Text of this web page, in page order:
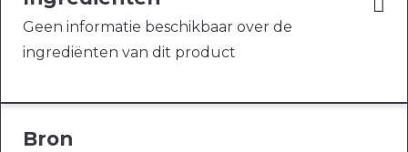
Geen informatie beschikbaar over de
ingrediënten van dit product
Bron